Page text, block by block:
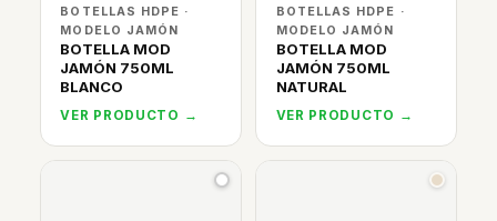
BOTELLAS HDPE ·
MODELO JAMÓN
BOTELLA MOD
JAMÓN 750ML
BLANCO
VER PRODUCTO →
BOTELLAS HDPE ·
MODELO JAMÓN
BOTELLA MOD
JAMÓN 750ML
NATURAL
VER PRODUCTO →